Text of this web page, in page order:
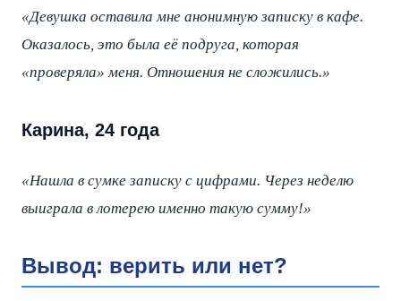
«Девушка оставила мне анонимную записку в кафе.
Оказалось, это была её подруга, которая
«проверяла» меня. Отношения не сложились.»
Карина, 24 года
«Нашла в сумке записку с цифрами. Через неделю
выиграла в лотерею именно такую сумму!»
Вывод: верить или нет?